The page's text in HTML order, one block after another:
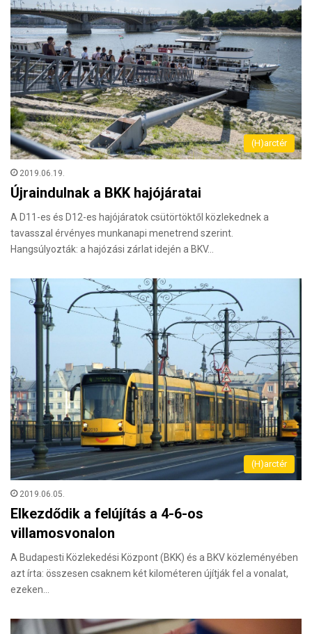
(H)arctér
2019.06.19.
Újraindulnak a BKK hajójáratai
A D11-es és D12-es hajójáratok csütörtöktől közlekednek a
tavasszal érvényes munkanapi menetrend szerint.
Hangsúlyozták: a hajózási zárlat idején a BKV…
(H)arctér
2019.06.05.
Elkezdődik a felújítás a 4-6-os
villamosvonalon
A Budapesti Közlekedési Központ (BKK) és a BKV közleményében
azt írta: összesen csaknem két kilométeren újítják fel a vonalat,
ezeken…